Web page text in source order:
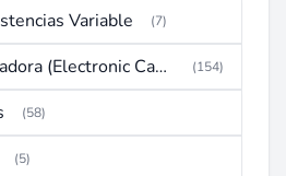
Variable (7)
Caja Registradora (Electronic Cash Register) (154)
(58)
(5)